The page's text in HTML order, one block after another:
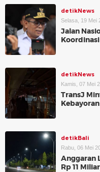
detikNews
Selasa, 19 Mei
Jalan
detikNews
Kamis, 07 Mei
TransJ
detikBali
Rabu, 06 Mei
Anggaran
Rp 11